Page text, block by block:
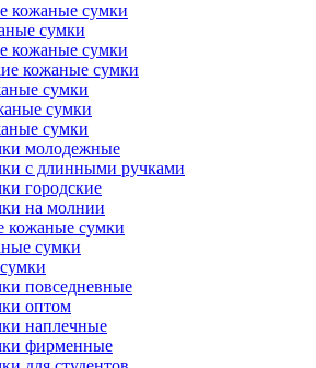
кожаные сумки
сумки
кожаные сумки
кожаные сумки
сумки
сумки
сумки
молодежные
с длинными ручками
городские
на молнии
кожаные сумки
сумки
повседневные
оптом
наплечные
фирменные